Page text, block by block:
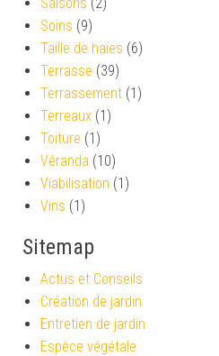
Soins (9)
Taille de haies (6)
Terrasse (39)
Terrassement (1)
Terreaux (1)
Toiture (1)
Véranda (10)
Viabilisation (1)
Vins (1)
Sitemap
Actus et Conseils
Création de jardin
Entretien de jardin
Espèce végétale